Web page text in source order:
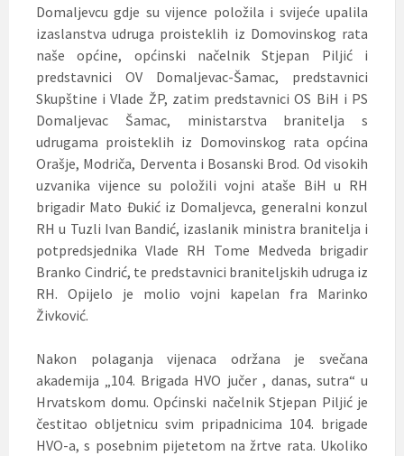
Domaljevcu gdje su vijence položila i svijeće upalila
izaslanstva udruga proisteklih iz Domovinskog rata
naše općine, općinski načelnik Stjepan Piljić i
predstavnici OV Domaljevac-Šamac, predstavnici
Skupštine i Vlade ŽP, zatim predstavnici OS BiH i PS
Domaljevac Šamac, ministarstva branitelja s
udrugama proisteklih iz Domovinskog rata općina
Orašje, Modriča, Derventa i Bosanski Brod. Od visokih
uzvanika vijence su položili vojni ataše BiH u RH
brigadir Mato Đukić iz Domaljevca, generalni konzul
RH u Tuzli Ivan Bandić, izaslanik ministra branitelja i
potpredsjednika Vlade RH Tome Medveda brigadir
Branko Cindrić, te predstavnici braniteljskih udruga iz
RH. Opijelo je molio vojni kapelan fra Marinko
Živković.
Nakon polaganja vijenaca održana je svečana
akademija „104. Brigada HVO jučer , danas, sutra“ u
Hrvatskom domu. Općinski načelnik Stjepan Piljić je
čestitao obljetnicu svim pripadnicima 104. brigade
HVO-a, s posebnim pijetetom na žrtve rata. Ukoliko